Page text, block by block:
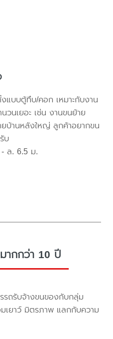
แบบตู้ทึบ/คอก เหมาะกับงาน
นเยอะ เช่น งานขนย้าย
บ้านหลังใหญ่ ลูกค้าอยากขน
บ
ล. 6.5 ม.
มากกว่า 10 ปี
รถรับจ้างขนของกับกลุ่ม
เยาว์ มิตรภาพ แลกกับความ